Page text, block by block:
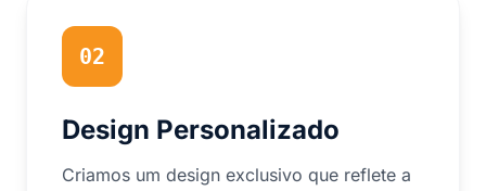
02
Design Personalizado
Criamos um design exclusivo que reflete a